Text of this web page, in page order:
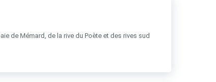
de Mémard, de la rive du Poète et des rives sud